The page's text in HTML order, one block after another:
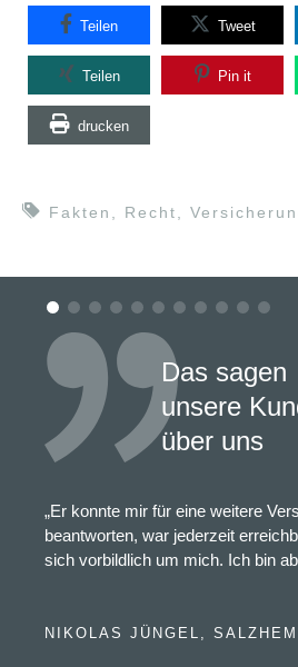
Teilen Tweet
Teilen Pin it
drucken
Fakten Recht
Das sagen
unsere
über uns
„Er konnte mir für eine weitere
beantworten, war jederzeit
sich vorbildlich um mich. Ich bin
NIKOLAS JÜNGEL,